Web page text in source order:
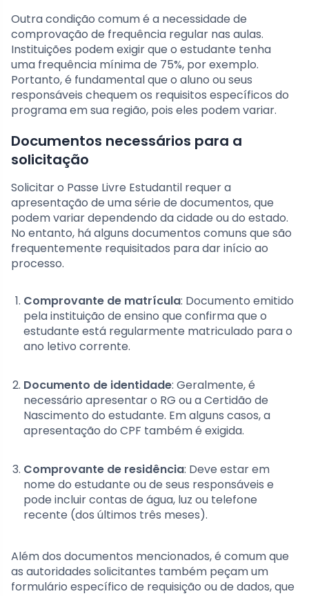
Outra condição comum é a necessidade de
comprovação de frequência regular nas aulas.
Instituições podem exigir que o estudante tenha
uma frequência mínima de 75%, por exemplo.
Portanto, é fundamental que o aluno ou seus
responsáveis chequem os requisitos específicos do
programa em sua região, pois eles podem variar.
Documentos necessários para a
solicitação
Solicitar o Passe Livre Estudantil requer a
apresentação de uma série de documentos, que
podem variar dependendo da cidade ou do estado.
No entanto, há alguns documentos comuns que são
frequentemente requisitados para dar início ao
processo.
Comprovante de matrícula: Documento emitido
pela instituição de ensino que confirma que o
estudante está regularmente matriculado para o
ano letivo corrente.
Documento de identidade: Geralmente, é
necessário apresentar o RG ou a Certidão de
Nascimento do estudante. Em alguns casos, a
apresentação do CPF também é exigida.
Comprovante de residência: Deve estar em
nome do estudante ou de seus responsáveis e
pode incluir contas de água, luz ou telefone
recente (dos últimos três meses).
Além dos documentos mencionados, é comum que
as autoridades solicitantes também peçam um
formulário específico de requisição ou de dados, que